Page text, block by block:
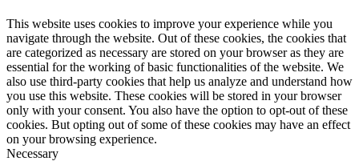
This website uses cookies to improve your experience while you
navigate through the website. Out of these cookies, the cookies that
are categorized as necessary are stored on your browser as they are
essential for the working of basic functionalities of the website. We
also use third-party cookies that help us analyze and understand how
you use this website. These cookies will be stored in your browser
only with your consent. You also have the option to opt-out of these
cookies. But opting out of some of these cookies may have an effect
on your browsing experience.
Necessary